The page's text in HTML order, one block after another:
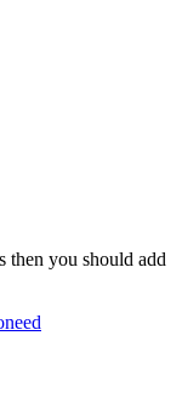
then you should add